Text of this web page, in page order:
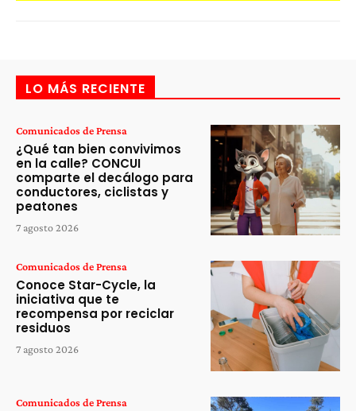
LO MÁS RECIENTE
Comunicados de Prensa
¿Qué tan bien convivimos
en la calle? CONCUI
comparte el decálogo para
conductores, ciclistas y
peatones
7 agosto 2026
Comunicados de Prensa
Conoce Star-Cycle, la
iniciativa que te
recompensa por reciclar
residuos
7 agosto 2026
Comunicados de Prensa